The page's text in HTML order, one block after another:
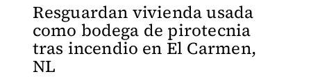
Resguardan vivienda usada
como bodega de pirotecnia
tras incendio en El Carmen,
NL